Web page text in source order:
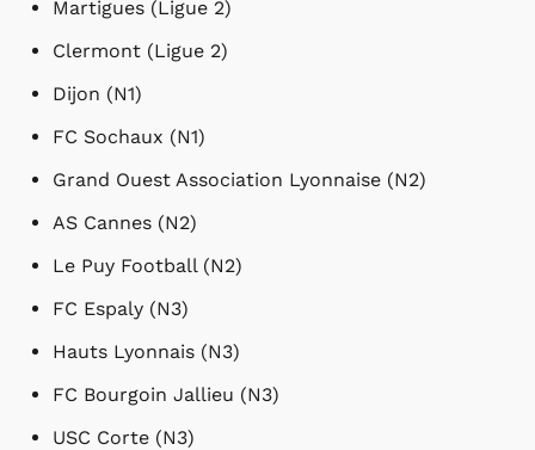
Martigues (Ligue 2)
Clermont (Ligue 2)
Dijon (N1)
FC Sochaux (N1)
Grand Ouest Association Lyonnaise (N2)
AS Cannes (N2)
Le Puy Football (N2)
FC Espaly (N3)
Hauts Lyonnais (N3)
FC Bourgoin Jallieu (N3)
USC Corte (N3)